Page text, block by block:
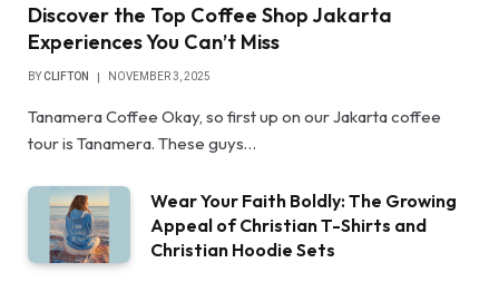
Discover the Top Coffee Shop Jakarta
Experiences You Can’t Miss
BYCLIFTON NOVEMBER 3, 2025
Tanamera Coffee Okay, so first up on our Jakarta coffee
tour is Tanamera. These guys…
Wear Your Faith Boldly: The Growing
Appeal of Christian T-Shirts and
Christian Hoodie Sets